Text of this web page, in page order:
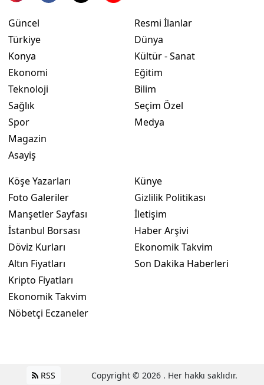
Batman
Kilis
Düzce
Güncel
Türkiye
Konya
Ekonomi
Teknoloji
Sağlık
Spor
Magazin
Asayiş
Resmi İlanlar
Dünya
Kültür - Sanat
Eğitim
Bilim
Seçim Özel
Medya
Köşe Yazarları
Foto Galeriler
Manşetler Sayfası
İstanbul Borsası
Döviz Kurları
Altın Fiyatları
Kripto Fiyatları
Ekonomik Takvim
Nöbetçi Eczaneler
Künye
Gizlilik Politikası
İletişim
Haber Arşivi
Ekonomik Takvim
Son Dakika Haberleri
RSS Copyright © 2026 . Her hakkı saklıdır.